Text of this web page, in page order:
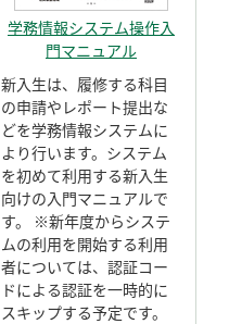
学務情報システム操作入
門マニュアル
新入生は、履修する科目
の申請やレポート提出な
どを学務情報システムに
より行います。システム
を初めて利用する新入生
向けの入門マニュアルで
す。 ※新年度からシステ
ムの利用を開始する利用
者については、認証コー
ドによる認証を一時的に
スキップする予定です。